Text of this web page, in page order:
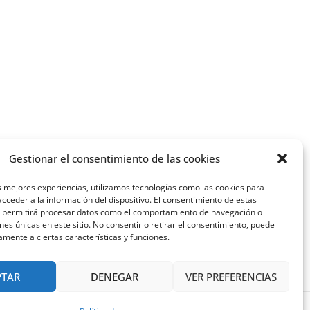
Gestionar el consentimiento de las cookies
mejores experiencias, utilizamos tecnologías como las cookies para
a la información del dispositivo. El consentimiento de estas
procesar datos como el comportamiento de navegación o
únicas en este sitio. No consentir o retirar el consentimiento, puede
a ciertas características y funciones.
DENEGAR VER PREFERENCIAS